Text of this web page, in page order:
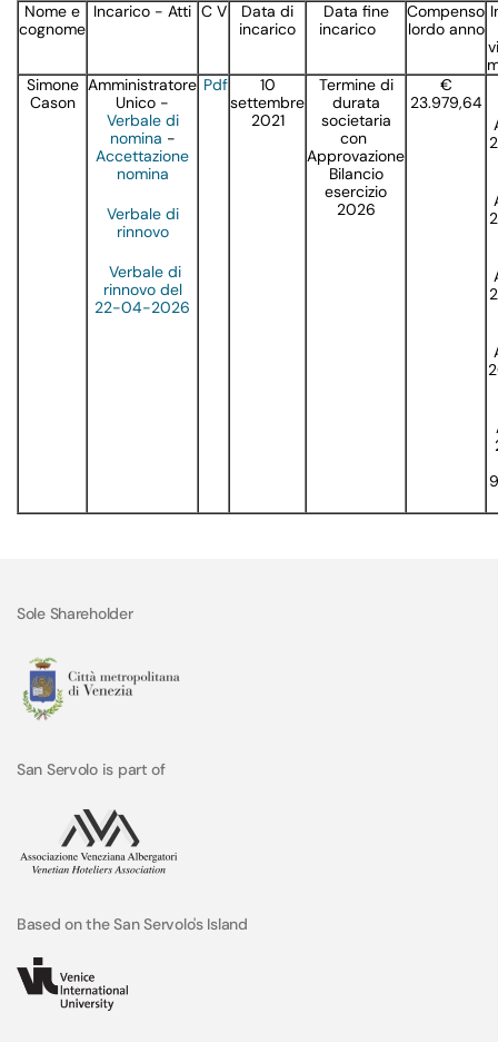
Nome e
cognome
Incarico - Atti C V
Data di
incarico
Data fine
incarico
Compenso
lordo anno
Simone
Cason
Amministratore
Unico -
Verbale di
nomina -
Accettazione
nomina
Verbale di
rinnovo
Verbale di
rinnovo del
22-04-2026
Pdf
10
settembre
2021
Termine di
durata
societaria
con
Approvazione
Bilancio
esercizio
2026
€
23.979,64
Sole Shareholder
San Servolo is part of
Based on the San Servolo's Island